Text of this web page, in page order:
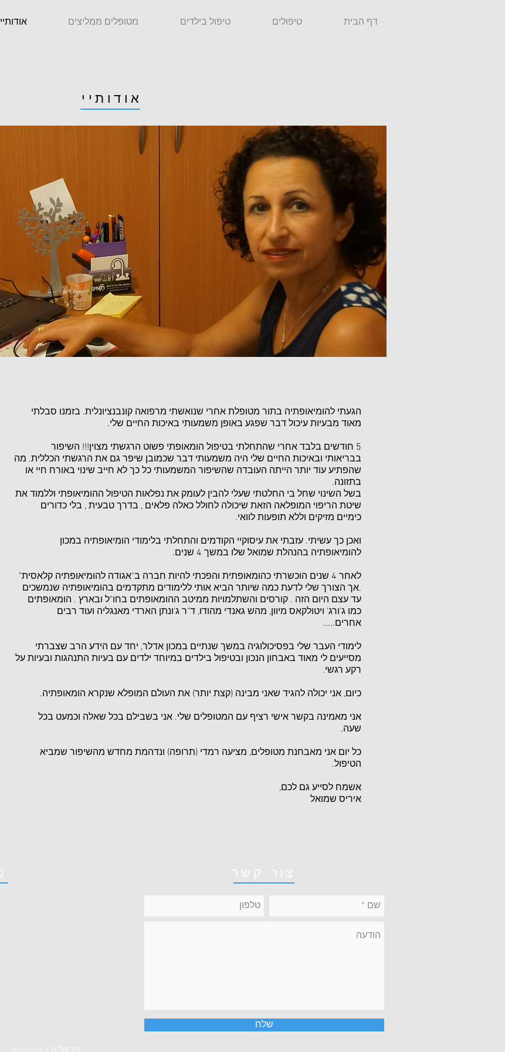
דף הבית טיפולים טיפול בילדים מטופלים ממליצים אודותיי
אודותיי
הגעתי להומיאופתיה בתור מטופלת אחרי שנואשתי מרפואה קונבנציונלית. בזמנו סבלתי
מאוד מבעיות עיכול דבר שפגע באופן משמעותי באיכות החיים שלי.
5 חודשים בלבד אחרי שהתחלתי בטיפול הומאופתי פשוט הרגשתי מצוין!!! השיפור
בבריאותי ובאיכות החיים שלי היה משמעותי דבר שכמובן שיפר גם את הרגשתי הכללית. מה
שהפתיע עוד יותר הייתה העובדה שהשיפור המשמעותי כל כך לא חייב שינוי באורח חיי או
בתזונה.
בשל השינוי שחל בי החלטתי שעלי להבין לעומק את נפלאות הטיפול ההומיאופתי וללמוד את
שיטת הריפוי המופלאה הזאת שיכולה לחולל כאלה פלאים , בדרך טבעית , בלי כדורים
כימיים מזיקים וללא תופעות לוואי.
ואכן כך עשיתי. עזבתי את עיסוקיי הקודמים והתחלתי בלימודי הומיאופתיה במכון
להומיאופתיה בהנהלת שמואל שלו במשך 4 שנים.
לאחר 4 שנים הוכשרתי כהומאופתית והפכתי להיות חברה ב"אגודה להומיאופתיה קלאסית"
.אך הצורך שלי לדעת כמה שיותר הביא אותי ללימודים מתקדמים בהומיאופתיה שנמשכים
עד עצם היום הזה . קורסים והשתלמויות ממיטב ההומאופתים בחו"ל ובארץ . הומאופתים
כמו ג'ורג' ויטולקאס מיוון, מהש גאנדי מהודו, ד"ר ג'ונתן הארדי מאנגליה ועוד רבים
אחרים.....
לימודי העבר שלי בפסיכולוגיה במשך שנתיים במכון אדלר, יחד עם הידע הרב שצברתי
מסייעים לי מאוד באבחון הנכון ובטיפול בילדים במיוחד ילדים עם בעיות התנהגות ובעיות על
רקע רגשי.
כיום, אני יכולה להגיד שאני מבינה (קצת יותר) את העולם המופלא שנקרא הומאופתיה.
אני מאמינה בקשר אישי רציף עם המטופלים שלי. אני בשבילם בכל שאלה וכמעט בכל
שעה.
כל יום אני מאבחנת מטופלים, מציעה רמדי (תרופה) ונדהמת מחדש מהשיפור שמביא
הטיפול.
אשמח לסייע גם לכם,
איריס שמואל
צור קשר
שלח